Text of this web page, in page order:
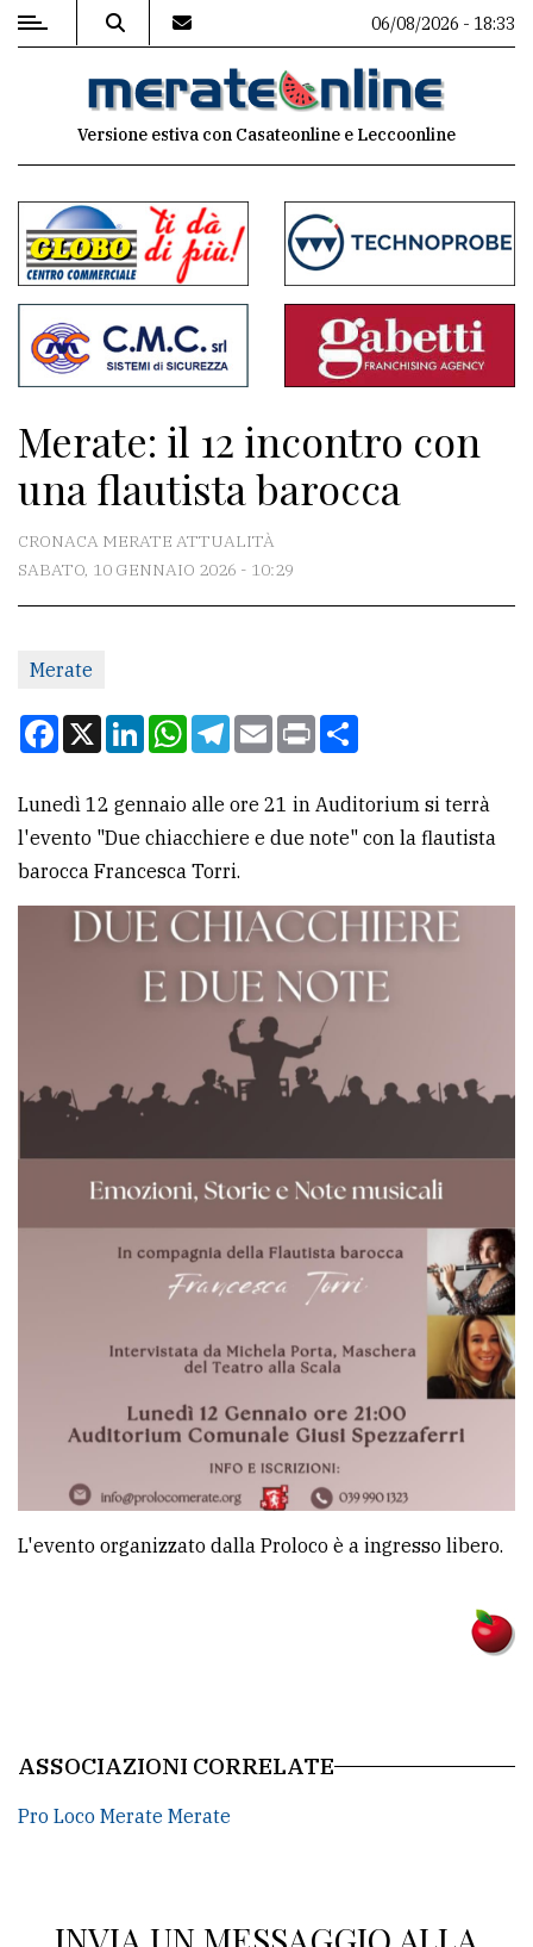
MENU
commenti
Contenuti
del
sito
Associazioni
Meteo
redazione
Scrivici
la
tua
pubblicità
CERCA
Ricerca
LE
Privacy
policy
06/08/2026 - 18:33
Versione estiva con Casateonline e Leccoonline
Merate: il 12 incontro con
una flautista barocca
CRONACA MERATE ATTUALITÀ
SABATO, 10 GENNAIO 2026 - 10:29
Merate
Facebook
X LinkedInWhatsApp
Telegram
EmailPrint
Lunedì 12 gennaio alle ore 21 in Auditorium si terrà
l'evento "Due chiacchiere e due note" con la flautista
barocca Francesca Torri.
L'evento organizzato dalla Proloco è a ingresso libero.
ASSOCIAZIONI CORRELATE
Pro Loco Merate Merate